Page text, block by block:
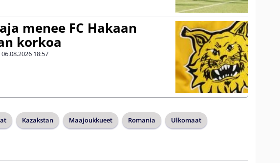
menee FC Hakaan
korkoa
06.08.2026 18:57
Kazakstan Maajoukkueet Romania Ulkomaat